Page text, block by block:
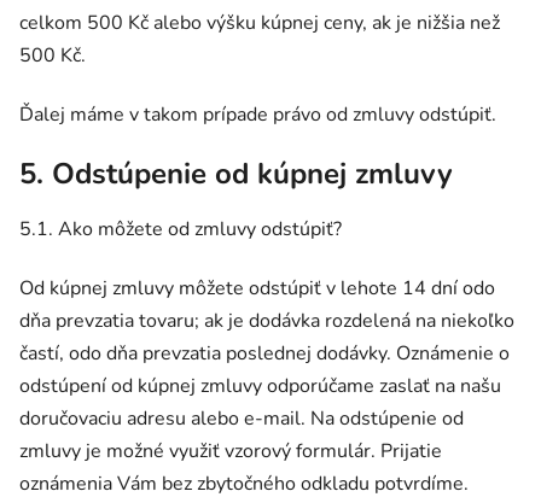
celkom 500 Kč alebo výšku kúpnej ceny, ak je nižšia než
500 Kč.
Ďalej máme v takom prípade právo od zmluvy odstúpiť.
5. Odstúpenie od kúpnej zmluvy
5.1. Ako môžete od zmluvy odstúpiť?
Od kúpnej zmluvy môžete odstúpiť v lehote 14 dní odo
dňa prevzatia tovaru; ak je dodávka rozdelená na niekoľko
častí, odo dňa prevzatia poslednej dodávky. Oznámenie o
odstúpení od kúpnej zmluvy odporúčame zaslať na našu
doručovaciu adresu alebo e-mail. Na odstúpenie od
zmluvy je možné využiť vzorový formulár. Prijatie
oznámenia Vám bez zbytočného odkladu potvrdíme.